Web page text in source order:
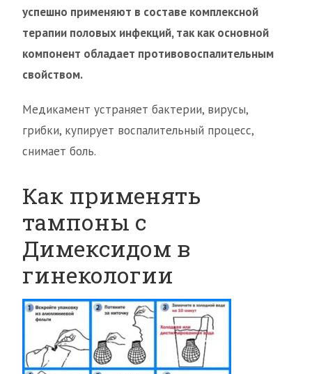
успешно применяют в составе комплексной
терапии половых инфекций, так как основной
компонент обладает противовоспалительным
свойством.
Медикамент устраняет бактерии, вирусы,
грибки, купирует воспалительный процесс,
снимает боль.
Как применять
тампоны с
Димексидом в
гинекологии